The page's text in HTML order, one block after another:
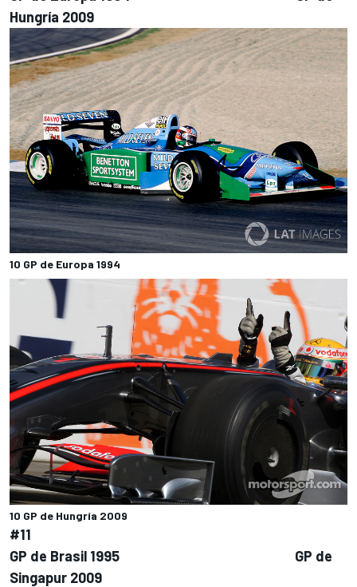
Hungría 2009
10 GP de Europa 1994
10 GP de Hungría 2009
#11
GP de Brasil 1995 GP de
Singapur 2009